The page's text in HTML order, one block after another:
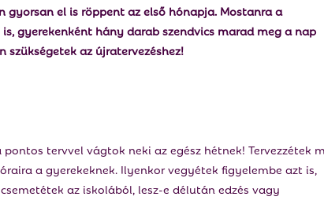
el is röppent az első hónapja. Mostanra a
gyerekenként hány darab szendvics marad meg a nap
szükségetek az újratervezéshez!
tervvel vágtok neki az egész hétnek! Tervezzétek
a gyerekeknek. Ilyenkor vegyétek figyelembe azt is,
az iskolából, lesz-e délután edzés vagy